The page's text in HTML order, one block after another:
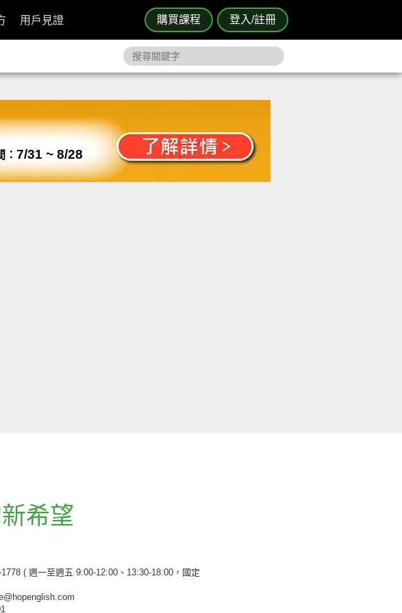
購買課程 登入/註冊
用戶見證
： 7/31 ~ 8/28
希望
( 週一至週五 9:00-12:00、13:30-18:00，國定